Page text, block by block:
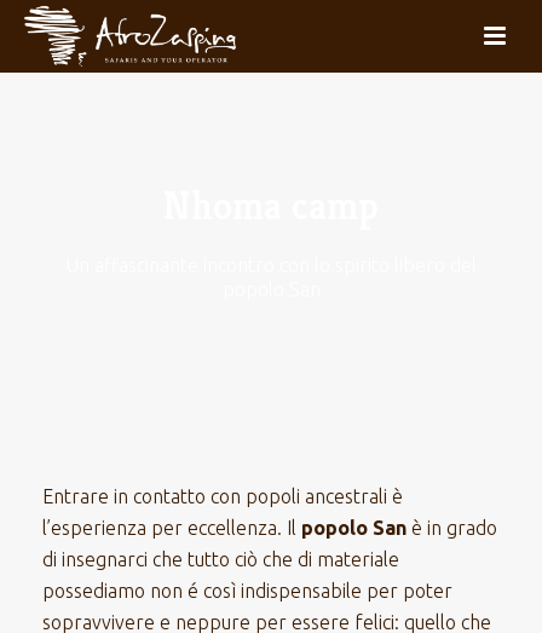
Entrare in contatto con popoli ancestrali è
l’esperienza per eccellenza. Il popolo San è in grado
di insegnarci che tutto ciò che di materiale
possediamo non é così indispensabile per poter
sopravvivere e neppure per essere felici: quello che